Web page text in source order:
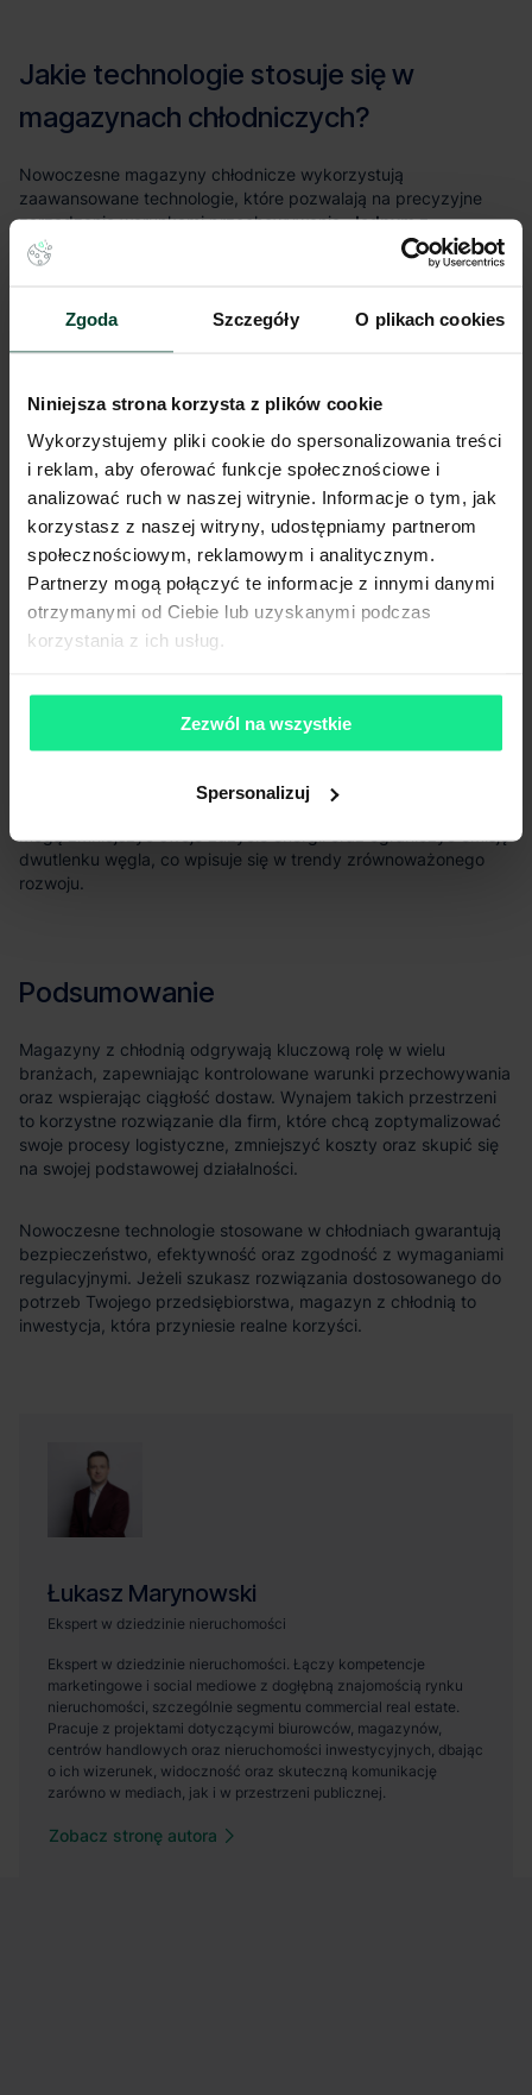
Zgoda Szczegóły O plikach cookies
Niniejsza strona korzysta z plików cookie
Wykorzystujemy pliki cookie do spersonalizowania treści
i reklam, aby oferować funkcje społecznościowe i
analizować ruch w naszej witrynie. Informacje o tym, jak
korzystasz z naszej witryny, udostępniamy partnerom
społecznościowym, reklamowym i analitycznym.
Partnerzy mogą połączyć te informacje z innymi danymi
otrzymanymi od Ciebie lub uzyskanymi podczas
korzystania z ich usług.
Zezwól na wszystkie
Spersonalizuj
Jednym z
kluczowych elementów są systemy chłodzenia, które
umożliwiają utrzymanie stabilnej temperatury w całym
Roboty magazynowe
oraz systemy zarządzania ruchem towarów pozwalają na
optymalizację przestrzeni oraz skrócenie czasu realizacji
ekologiczne technologie, takie jak systemy odzysku ciepła
Zobacz stronę autora